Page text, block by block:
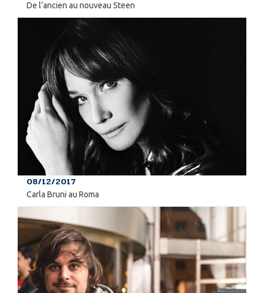
De l’ancien au nouveau Steen
08/12/2017
Carla Bruni au Roma